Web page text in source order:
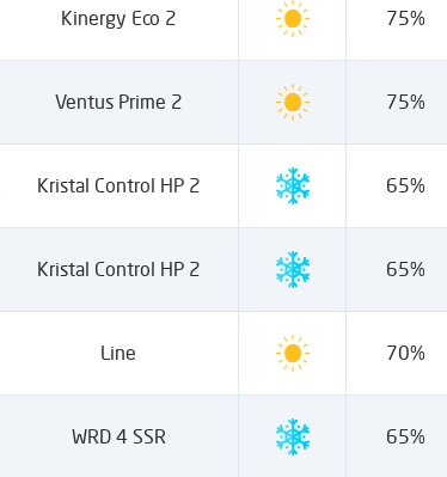
Kinergy Eco 2 75%
Ventus Prime 2 75%
Kristal Control HP 2 65%
Kristal Control HP 2 65%
Line 70%
WRD 4 SSR 65%